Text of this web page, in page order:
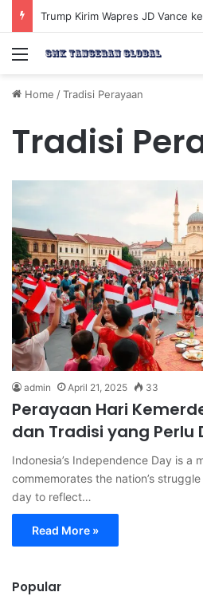
Menu
Home /Tradisi Perayaan
Tradisi
admin April 21, 2025 33
Perayaan Hari
dan Tradisi yang Perlu
Indonesia’s Independence Day is a
commemorates the nation’s
day to reflect…
Read More »
Popular